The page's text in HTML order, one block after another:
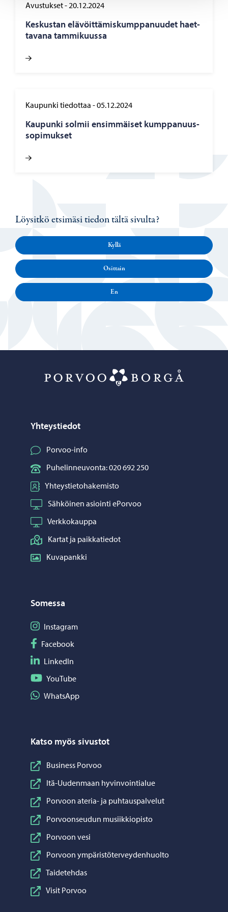
Avustukset-20.12.2024
Kes­kus­tan elä­vöit­tä­mis­kump­pa­nuu­det haet­
ta­va­na tam­mi­kuus­sa
Kaupunki tiedottaa -05.12.2024
Kau­pun­ki sol­mii en­sim­mäi­set kump­pa­nuus­
so­pi­muk­set
Löysitkö etsimäsi tiedon tältä sivulta?
Kyllä
Osittain
En
Yhteystiedot
Porvoo-info
Puhelinneuvonta: 020 692 250
Yhteystietohakemisto
Sähköinen asiointi ePorvoo
Verkkokauppa
Kartat ja paikkatiedot
Kuvapankki
Somessa
Seuraa Instagram
Instagram
Seuraa Facebook
Facebook
Seuraa LinkedIn
LinkedIn
Seuraa YouTube
YouTube
Jaa WhatsApp
WhatsApp
Katso myös sivustot
Business Porvoo
Itä-Uudenmaan hyvinvointialue
Porvoon ateria- ja puhtauspalvelut
Porvoonseudun musiikkiopisto
Porvoon vesi
Porvoon ympäristöterveydenhuolto
Taidetehdas
Visit Porvoo